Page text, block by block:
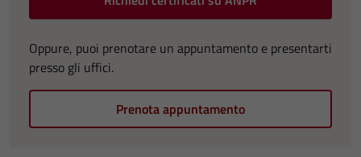
Oppure, puoi prenotare un appuntamento e presentarti
presso gli uffici.
Prenota appuntamento